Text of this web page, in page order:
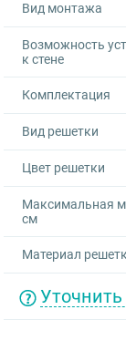
Вид монтажа
Возможность
к стене
Комплектация
Вид решетки
Цвет решетки
Максимальная
см
Материал